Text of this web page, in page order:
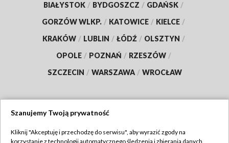
BIAŁYSTOK / BYDGOSZCZ / GDAŃSK /
GORZÓW WLKP. / KATOWICE / KIELCE /
KRAKÓW / LUBLIN / ŁÓDŹ / OLSZTYN /
OPOLE / POZNAŃ / RZESZÓW /
SZCZECIN / WARSZAWA / WROCŁAW
Szanujemy Twoją prywatność
Kliknij "Akceptuję i przechodzę do serwisu", aby wyrazić zgody na
korzystanie z technologii automatycznego śledzenia i zbierania danych,